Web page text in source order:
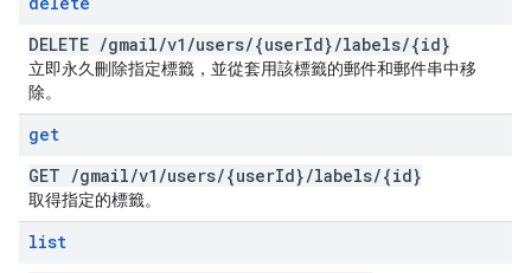
DELETE /gmail/v1 /users/{userId}/labels/{id}
立即永久刪除指定標籤，並從套用該標籤的郵件和郵件串中移
除。
get
GET /gmail/v1 /users/{userId}/labels/{id}
取得指定的標籤。
list